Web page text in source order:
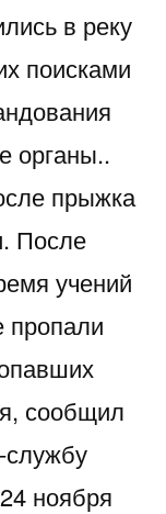
в реку
поисками
органы..
прыжка
После
учений
пропали
сообщил
ноября